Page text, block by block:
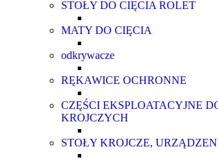
STOŁY DO CIĘCIA ROLET
MATY DO CIĘCIA
odkrywacze
RĘKAWICE OCHRONNE
CZĘŚCI EKSPLOATACYJNE
KROJCZYCH
STOŁY KROJCZE,